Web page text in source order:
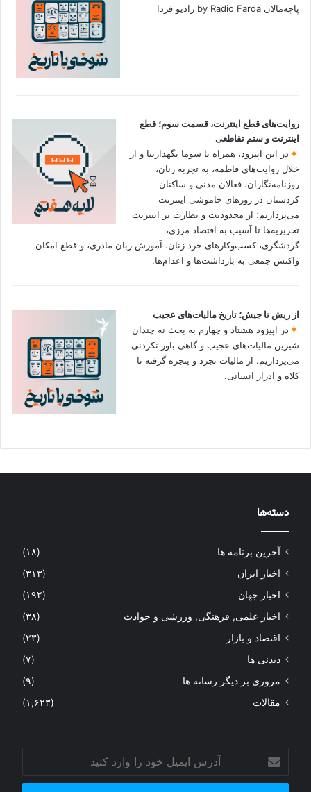
پاچه‌مالان by Radio Farda رادیو فردا
روایت‌های قطع اینترنت، قسمت سوم؛ قطع
اینترنت و ستم تقاطعی
در این اپیزود، همراه با سوما نگهدارنیا و از
خلال روایت‌های فاطمه، به تجربه زنان،
روزنامه‌نگاران، فعالان مدنی و ساکنان
کردستان در روزهای خاموشی اینترنت
می‌پردازیم؛ از محدودیت و نظارت بر اینترنت
تحریریه‌ها تا آسیب به اقتصاد مرزی،
گردشگری، کسب‌وکارهای خرد زنان، آموزش زبان مادری، و قطع امکان
واکنش جمعی به بازداشت‌ها و اعدام‌ها.
از ریش تا جیش؛ تاریخ مالیات‌های عجیب
در اپیزود هشتاد و چهارم به بحث نه چندان
شیرین مالیات‌های عجیب و گاهی باور نکردنی‌
می‌پردازیم. از مالیات تجرد و پنجره گرفته تا
کلاه و ادرار انسانی.
دسته‌ها
آخرین برنامه ها
(۱۸)
اخبار ایران
(۳۱۳)
اخبار جهان
(۱۹۲)
اخبار علمی, فرهنگی, ورزشی و حوادث
(۳۸)
اقتصاد و بازار
(۲۳)
دیدنی ها
(۷)
مروری بر دیگر رسانه ها
(۹)
مقالات
(۱,۶۲۳)
آدرس
ایمیل
خود